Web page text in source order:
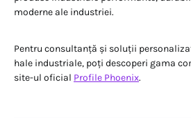
moderne ale industriei.
Pentru consultanță și soluții
hale industriale, poți descoperi gama
site-ul oficial Profile Phoenix.